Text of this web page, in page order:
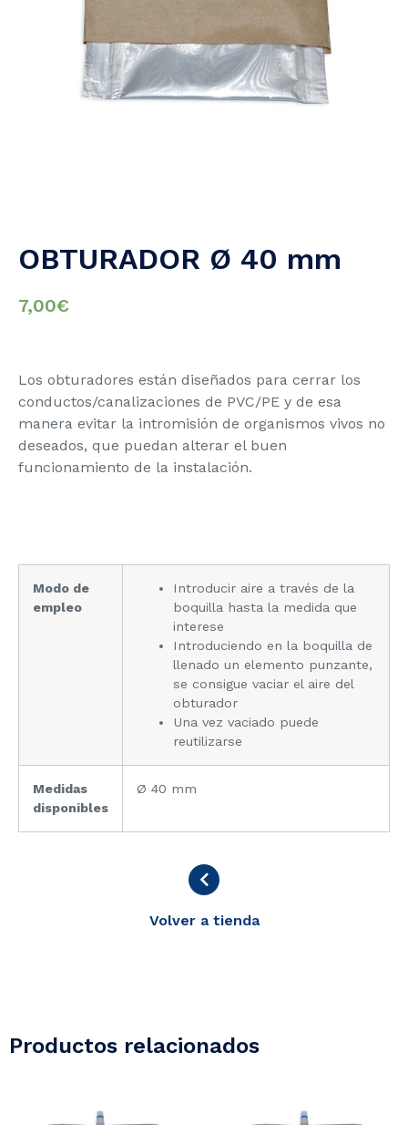
OBTURADOR Ø 40 mm
7,00€
Los obturadores están diseñados para cerrar los
conductos/canalizaciones de PVC/PE y de esa
manera evitar la intromisión de organismos vivos no
deseados, que puedan alterar el buen
funcionamiento de la instalación.
Modo de
empleo
Introducir aire a través de la
boquilla hasta la medida que
interese
Introduciendo en la boquilla de
llenado un elemento punzante,
se consigue vaciar el aire del
obturador
Una vez vaciado puede
reutilizarse
Medidas
disponibles
Ø 40 mm
Volver a tienda
Productos relacionados